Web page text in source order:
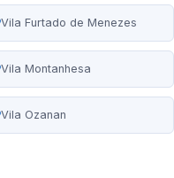
Vila Furtado de Menezes
Vila Montanhesa
Vila Ozanan